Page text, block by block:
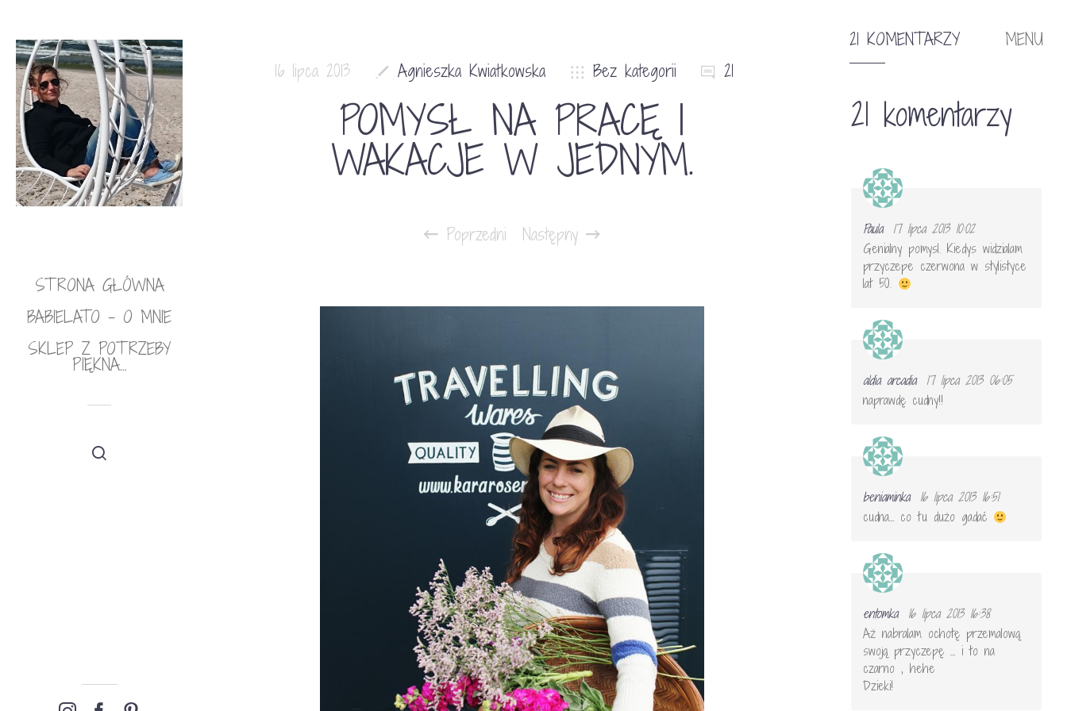
STRONA GŁÓWNA
BABIELATO – O MNIE
SKLEP Z POTRZEBY
PIĘKNA…
16 lipca 2013 Agnieszka Kwiatkowska Bez kategorii 21
POMYSŁ NA PRACĘ I
WAKACJE W JEDNYM.
Poprzedni Następny
21 KOMENTARZY MENU
21 komentarzy
Paula
17 lipca 2013 10:02
Genialny pomysl. Kiedys widzialam
przyczepe czerwona w stylistyce
lat 50.
aldia arcadia
17 lipca 2013 06:05
naprawdę cudny!!
beniaminka
16 lipca 2013 16:51
cudna… co tu dużo gadać
entomka
16 lipca 2013 16:38
Aż nabralam ochotę przemalową
swoją przyczepę … i to na
czarno , hehe
Dzieki!